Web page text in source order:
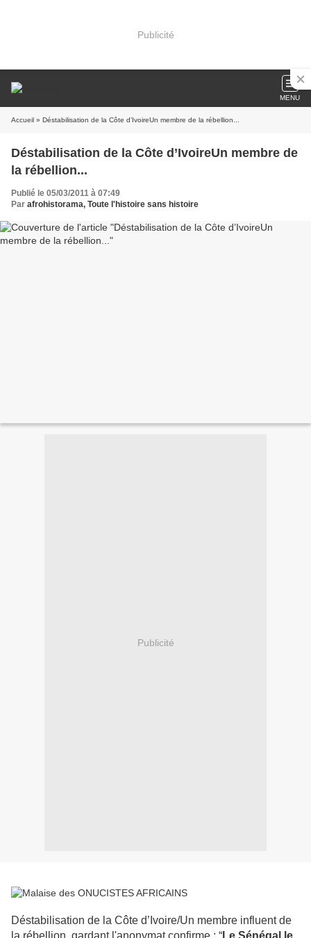
Publicité
MENU
Accueil » Déstabilisation de la Côte d’IvoireUn membre de la rébellion...
Déstabilisation de la Côte d’IvoireUn membre de
la rébellion...
Publié le 05/03/2011 à 07:49
Par afrohistorama, Toute l'histoire sans histoire
Publicité
Déstabilisation de la Côte d’Ivoire/Un membre influent de